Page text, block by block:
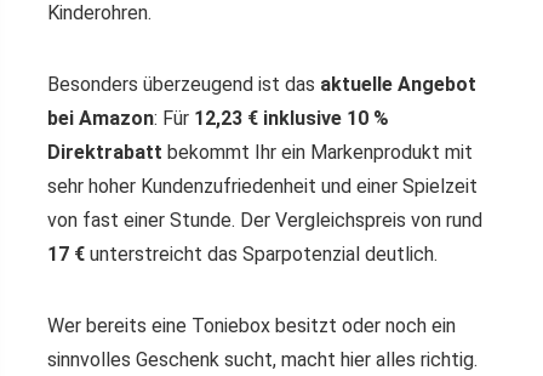
Kinderohren.
Besonders überzeugend ist das aktuelle Angebot
bei Amazon: Für 12,23 € inklusive 10 %
Direktrabatt bekommt Ihr ein Markenprodukt mit
sehr hoher Kundenzufriedenheit und einer Spielzeit
von fast einer Stunde. Der Vergleichspreis von rund
17 € unterstreicht das Sparpotenzial deutlich.
Wer bereits eine Toniebox besitzt oder noch ein
sinnvolles Geschenk sucht, macht hier alles richtig.